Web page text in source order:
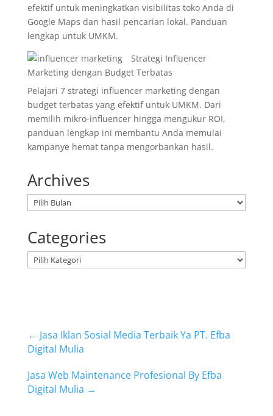
efektif untuk meningkatkan visibilitas toko Anda di
Google Maps dan hasil pencarian lokal. Panduan
lengkap untuk UMKM.
Strategi Influencer
Marketing dengan Budget Terbatas
Pelajari 7 strategi influencer marketing dengan
budget terbatas yang efektif untuk UMKM. Dari
memilih mikro-influencer hingga mengukur ROI,
panduan lengkap ini membantu Anda memulai
kampanye hemat tanpa mengorbankan hasil.
Archives
Arsip
Categories
Kategori
← Jasa Iklan Sosial Media Terbaik Ya PT. Efba
Digital Mulia
Jasa Web Maintenance Profesional By Efba
Digital Mulia →